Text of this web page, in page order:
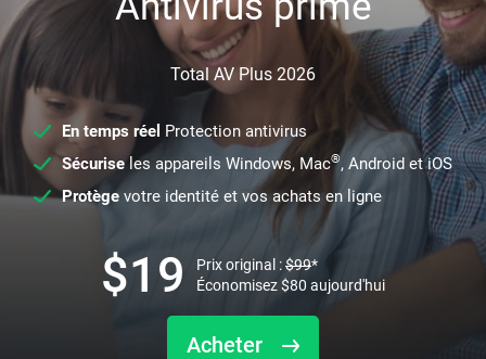
Total AV Plus 2026
En temps réel Protection antivirus
Sécuriseles appareils Windows, Mac®, Android et iOS
Protège votre identité et vos achats en ligne
Acheter
$19 Prix original :$99*
Économisez$80 aujourd'hui